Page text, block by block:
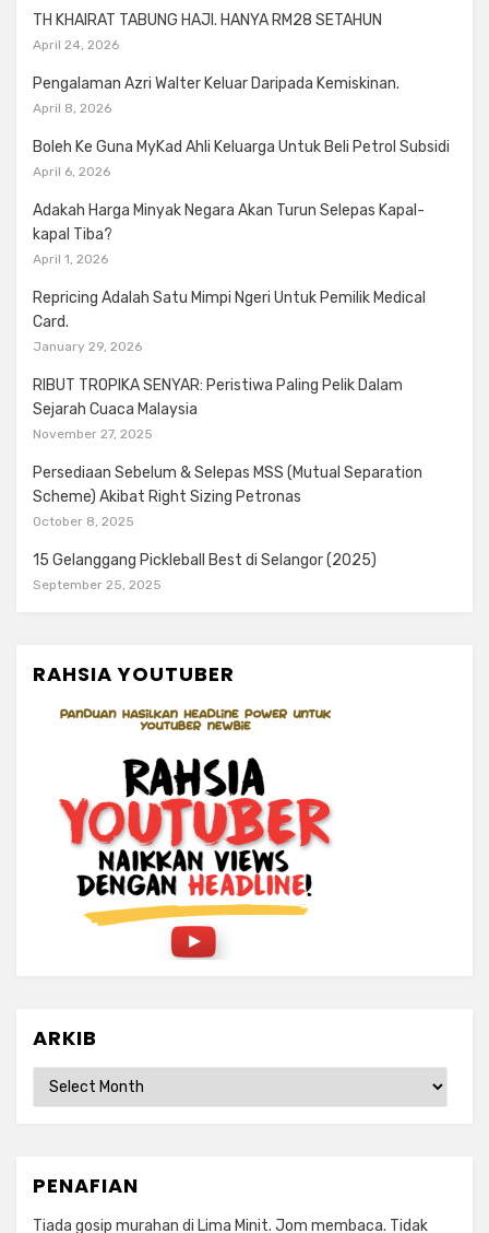
TH KHAIRAT TABUNG HAJI. HANYA RM28 SETAHUN
April 24, 2026
Pengalaman Azri Walter Keluar Daripada Kemiskinan.
April 8, 2026
Boleh Ke Guna MyKad Ahli Keluarga Untuk Beli Petrol Subsidi
April 6, 2026
Adakah Harga Minyak Negara Akan Turun Selepas Kapal-
kapal Tiba?
April 1, 2026
Repricing Adalah Satu Mimpi Ngeri Untuk Pemilik Medical
Card.
January 29, 2026
RIBUT TROPIKA SENYAR: Peristiwa Paling Pelik Dalam
Sejarah Cuaca Malaysia
November 27, 2025
Persediaan Sebelum & Selepas MSS (Mutual Separation
Scheme) Akibat Right Sizing Petronas
October 8, 2025
15 Gelanggang Pickleball Best di Selangor (2025)
September 25, 2025
RAHSIA YOUTUBER
ARKIB
ARKIB
PENAFIAN
Tiada gosip murahan di Lima Minit. Jom membaca. Tidak